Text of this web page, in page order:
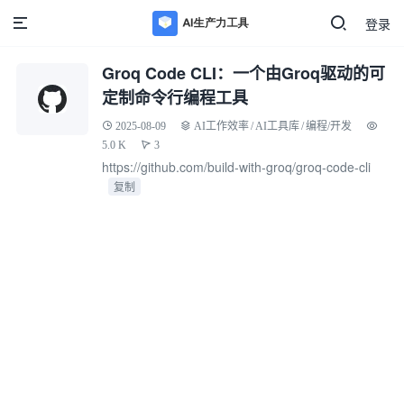
登录
Groq Code CLI：一个由Groq驱动的可
定制命令行编程工具
2025-08-09 AI工作效率/ AI工具库/编程/开发
5.0 K
3
https://github.com/build-with-groq/groq-code-cli
复制